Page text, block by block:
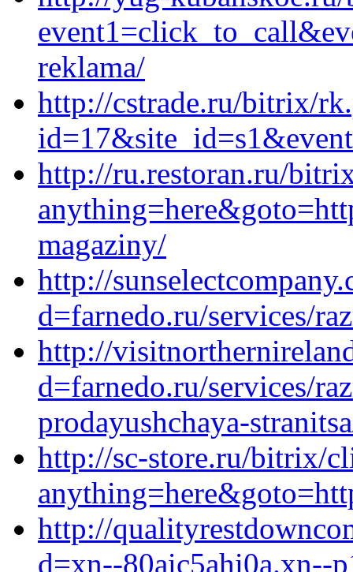
reklama/
http://cstrade.ru/bitrix/
http://ru.restoran.ru/
magaziny/
http://
d=farnedo.ru/services/
http://
d=farnedo.ru/services/
prodayushchaya-
http://sc-store.ru/bitrix/
http://
d=xn--80aic5ahi0a.xn--